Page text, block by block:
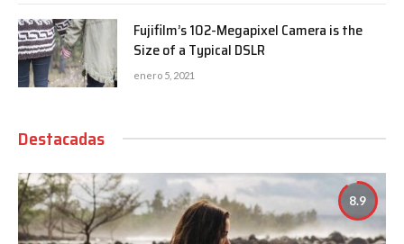
Fujifilm’s 102-Megapixel Camera is the
Size of a Typical DSLR
enero 5, 2021
Destacadas
8.9